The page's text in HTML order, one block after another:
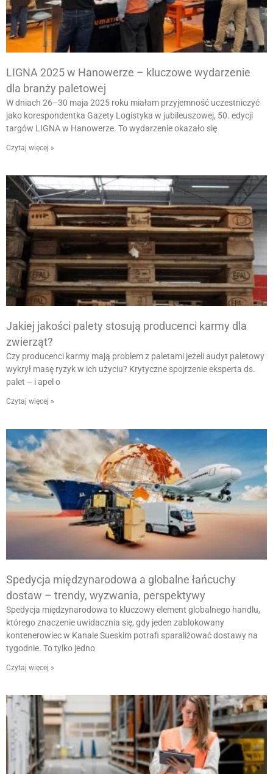
LIGNA 2025 w Hanowerze – kluczowe wydarzenie
dla branży paletowej
W dniach 26–30 maja 2025 roku miałam przyjemność uczestniczyć
jako korespondentka Gazety Logistyka w jubileuszowej, 50. edycji
targów LIGNA w Hanowerze. To wydarzenie okazało się
Czytaj więcej »
Jakiej jakości palety stosują producenci karmy dla
zwierząt?
Czy producenci karmy mają problem z paletami jeżeli audyt paletowy
wykrył masę ryzyk w ich użyciu? Krytyczne spojrzenie eksperta ds.
palet – i apel o
Czytaj więcej »
Spedycja międzynarodowa a globalne łańcuchy
dostaw – trendy, wyzwania, perspektywy
Spedycja międzynarodowa to kluczowy element globalnego handlu,
którego znaczenie uwidacznia się, gdy jeden zablokowany
kontenerowiec w Kanale Sueskim potrafi sparaliżować dostawy na
tygodnie. To tylko jedno
Czytaj więcej »